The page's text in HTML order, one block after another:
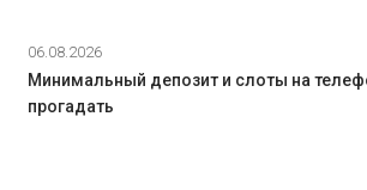
06.08.2026
Минимальный депозит и слоты на
прогадать